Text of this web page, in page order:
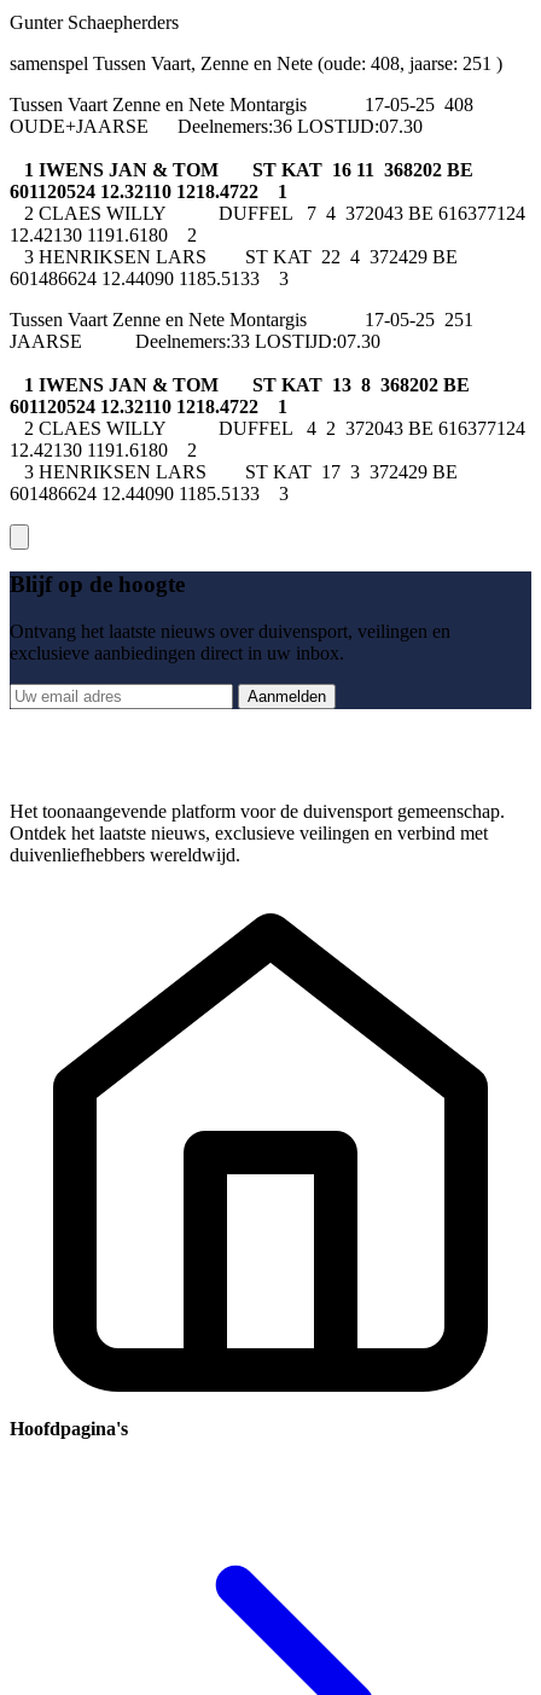
Gunter Schaepherders
samenspel Tussen Vaart, Zenne en Nete (oude: 408, jaarse: 251 )
Tussen Vaart Zenne en Nete Montargis 17-05-25 408
OUDE+JAARSE Deelnemers:36 LOSTIJD:07.30
1 IWENS JAN & TOM ST KAT 16 11 368202 BE
601120524 12.32110 1218.4722 1
2 CLAES WILLY DUFFEL 7 4 372043 BE 616377124
12.42130 1191.6180 2
3 HENRIKSEN LARS ST KAT 22 4 372429 BE
601486624 12.44090 1185.5133 3
Tussen Vaart Zenne en Nete Montargis 17-05-25 251
JAARSE Deelnemers:33 LOSTIJD:07.30
1 IWENS JAN & TOM ST KAT 13 8 368202 BE
601120524 12.32110 1218.4722 1
2 CLAES WILLY DUFFEL 4 2 372043 BE 616377124
12.42130 1191.6180 2
3 HENRIKSEN LARS ST KAT 17 3 372429 BE
601486624 12.44090 1185.5133 3
Blijf op de hoogte
Ontvang het laatste nieuws over duivensport, veilingen en
exclusieve aanbiedingen direct in uw inbox.
Aanmelden
Het toonaangevende platform voor de duivensport gemeenschap.
Ontdek het laatste nieuws, exclusieve veilingen en verbind met
duivenliefhebbers wereldwijd.
Hoofdpagina's